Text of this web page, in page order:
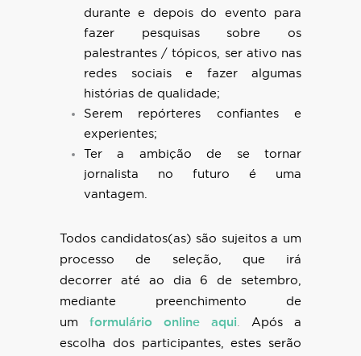
durante e depois do evento para
fazer pesquisas sobre os
palestrantes / tópicos, ser ativo nas
redes sociais e fazer algumas
histórias de qualidade;
Serem repórteres confiantes e
experientes;
Ter a ambição de se tornar
jornalista no futuro é uma
vantagem.
Todos candidatos(as) são sujeitos a um
processo de seleção, que irá
decorrer até ao dia 6 de setembro,
mediante preenchimento de
um formulário online aqui. Após a
escolha dos participantes, estes serão